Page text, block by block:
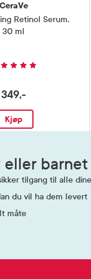
CeraVe
Retinol Serum,
30 ml
349,-
Kjøp
eller
tilgang til alle
du vil ha dem levert
måte